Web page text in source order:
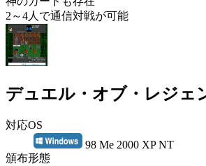
2～4人で通信対戦が可能
デュエル・オブ・レジェ
対応OS
98 Me 2000 XP NT
頒布形態